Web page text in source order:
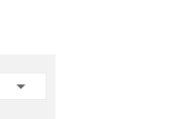
